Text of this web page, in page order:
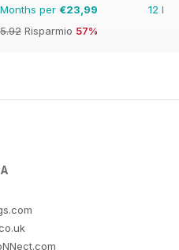
per €23,99
Risparmio 57%
12